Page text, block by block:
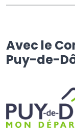
Avec le
Puy-de-